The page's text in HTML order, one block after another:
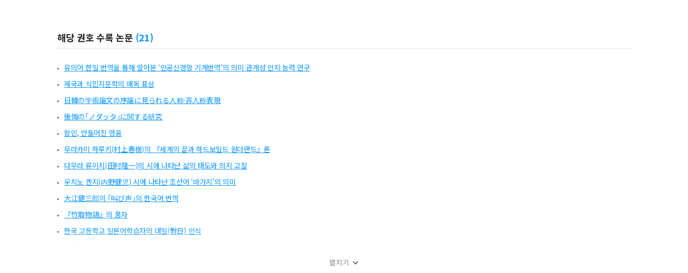
해당 권호 수록 논문 (21)
유의어 한일 번역을 통해 알아본 ‘인공신경망 기계번역’의 의미 관계성 인지 능력 연구
제국과 식민지문학의 매독 표상
日韓の学術論文の序論に見られる人称·非人称表現
後悔の｢ノダッタ｣に関する研究
왕인, 만들어진 영웅
무라카미 하루키(村上春樹)의 『세계의 끝과 하드보일드 원더랜드』론
다무라 류이치(田村隆一)의 시에 나타난 삶의 태도와 의지 고찰
우치노 겐지(内野健児) 시에 나타난 조선어 ‘바가지’의 의미
大江健三郎의 ｢叫び声｣의 한국어 번역
『竹取物語』의 풍자
한국 고등학교 일본어학습자의 대일(對日) 인식
펼치기